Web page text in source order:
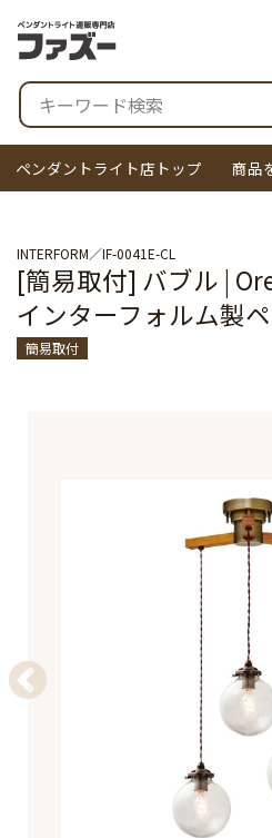
ペンダントライト店トップ 商品
INTERFORM IF-0041E-CL
[簡易取付] バブル |
インターフォルム製
簡易取付